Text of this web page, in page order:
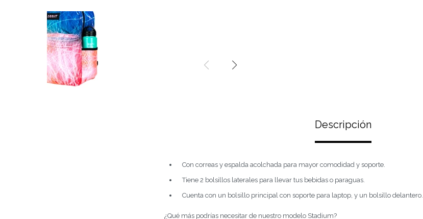
Descripción
Con correas y espalda acolchada para mayor comodidad y soporte.
Tiene 2 bolsillos laterales para llevar tus bebidas o paraguas.
Cuenta con un bolsillo principal con soporte para laptop, y un bolsillo delantero.
¿Qué más podrías necesitar de nuestro modelo Stadium?